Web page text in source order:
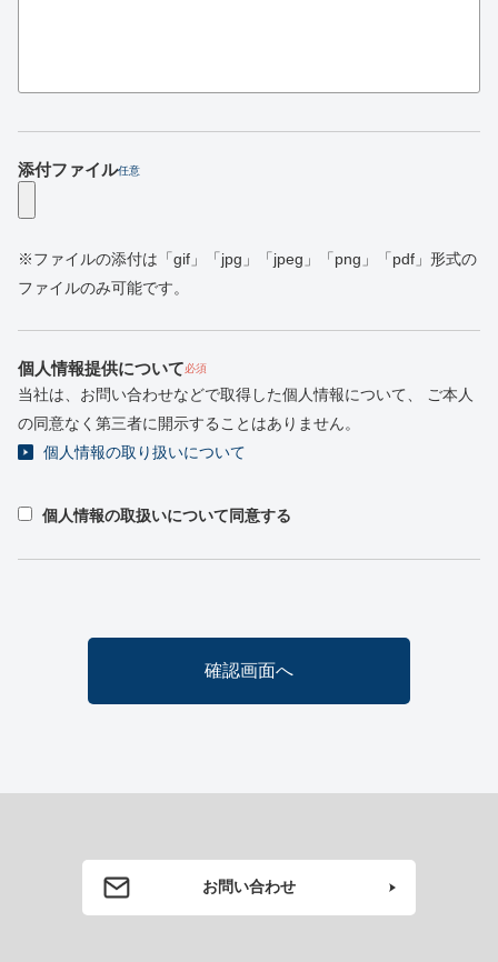
添付ファイル任意
※ファイルの添付は「gif」「jpg」「jpeg」「png」「pdf」形式の
ファイルのみ可能です。
個人情報提供について必須
当社は、お問い合わせなどで取得した個人情報について、
ご本人
の同意なく第三者に開示することはありません。
個人情報の取り扱いについて
個人情報の取扱いについて同意する
お問い合わせ